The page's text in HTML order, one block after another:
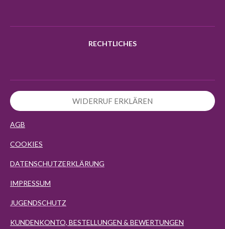
RECHTLICHES
WIDERRUF ERKLÄREN
AGB
COOKIES
DATENSCHUTZERKLÄRUNG
IMPRESSUM
JUGENDSCHUTZ
KUNDENKONTO, BESTELLUNGEN & BEWERTUNGEN